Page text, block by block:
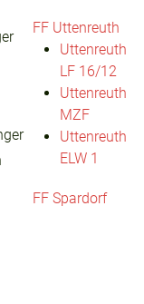
FF Uttenreuth
Uttenreuth
LF 16/12
Uttenreuth
MZF
Uttenreuth
ELW 1
FF Spardorf